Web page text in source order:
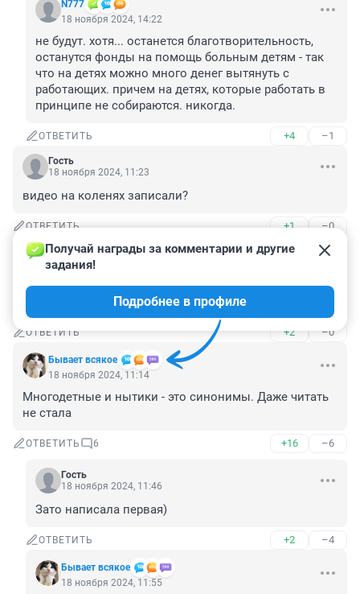
N777
18 ноября 2024, 14:22
не будут. хотя... останется благотворительность,
останутся фонды на помощь больным детям - так
что на детях можно много денег вытянуть с
работающих. причем на детях, которые работать в
принципе не собираются. никогда.
ОТВЕТИТЬ +4 –1
Гость
18 ноября 2024, 11:23
видео на коленях записали?
ОТВЕТИТЬ +1 –0
Гость
18 ноября 2024, 11:18
"Нужно ещё немного потерпеть". Зачем просить, если
существует стандартный ответ на всё.
ОТВЕТИТЬ +2 –0
Бывает всякое
Получай награды за комментарии и другие
задания!
Подробнее в профиле
18 ноября 2024, 11:14
Многодетные и нытики - это синонимы. Даже читать
не стала
ОТВЕТИТЬ 6 +16 –6
Гость
18 ноября 2024, 11:46
Зато написала первая)
ОТВЕТИТЬ +2 –4
Бывает всякое
18 ноября 2024, 11:55